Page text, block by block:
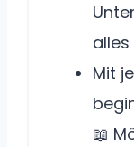
Mit
📖